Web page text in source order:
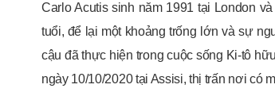
Carlo Acutis sinh năm 1991 tại London
tuổi, để lại một khoảng trống lớn và sự
cậu đã thực hiện trong cuộc sống Ki-tô
ngày 10/10/2020 tại Assisi, thị trấn nơi có